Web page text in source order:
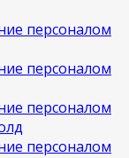
персоналом
персоналом
персоналом
персоналом